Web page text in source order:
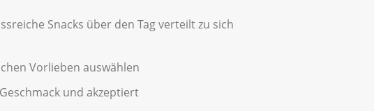
Snacks über den Tag verteilt zu sich
Vorlieben auswählen
und akzeptiert